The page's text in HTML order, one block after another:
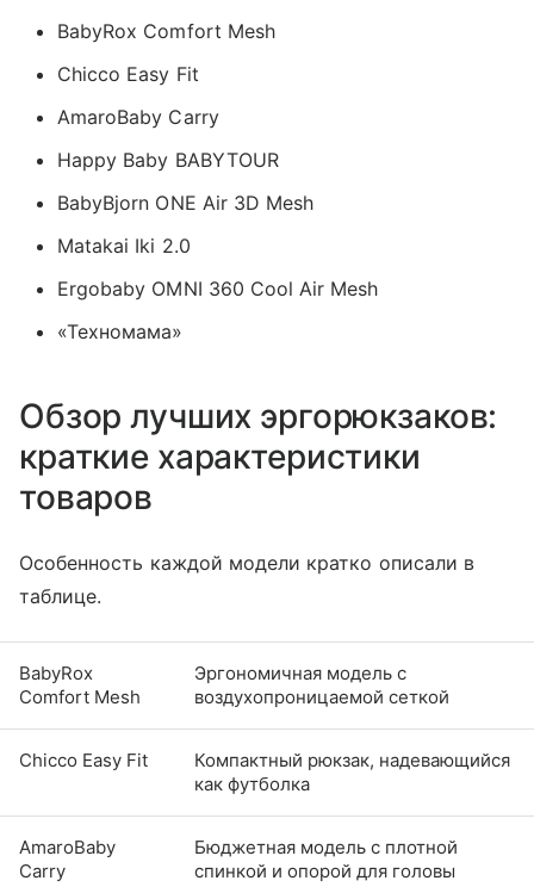
BabyRox Comfort Mesh
Chicco Easy Fit
AmaroBaby Carry
Happy Baby BABYTOUR
BabyBjorn ONE Air 3D Mesh
Matakai Iki 2.0
Ergobaby OMNI 360 Cool Air Mesh
«Техномама»
Обзор лучших эргорюкзаков:
краткие характеристики
товаров
Особенность каждой модели кратко описали в
таблице.
BabyRox
Comfort Mesh
Эргономичная модель с
воздухопроницаемой сеткой
Chicco Easy Fit
Компактный рюкзак, надевающийся
как футболка
AmaroBaby
Carry
Бюджетная модель с плотной
спинкой и опорой для головы